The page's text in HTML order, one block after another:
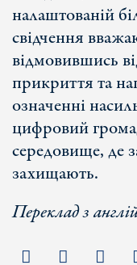
налаштованій
свідчення
відмовившись
прикриття та
означенні
цифровий
середовище, де
захищають.
Переклад з